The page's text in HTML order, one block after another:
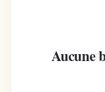
Aucune